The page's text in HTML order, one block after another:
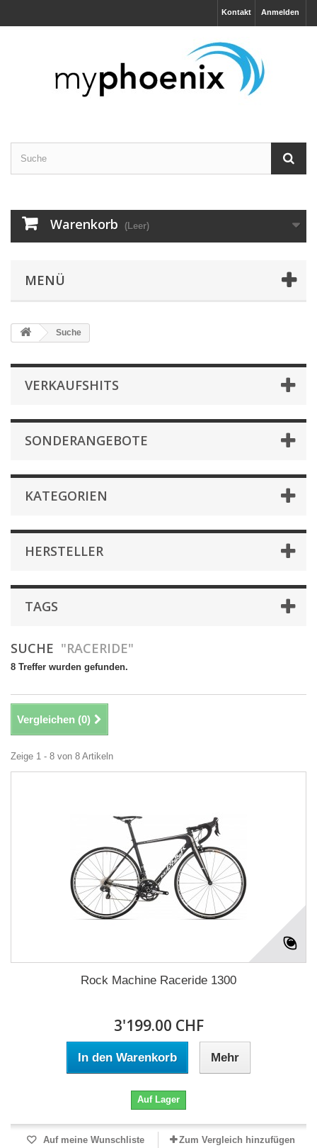
Anmelden
Kontakt
Warenkorb (Leer)
MENÜ
Suche
VERKAUFSHITS
SONDERANGEBOTE
KATEGORIEN
HERSTELLER
TAGS
SUCHE "RACERIDE"
8 Treffer wurden gefunden.
Vergleichen (0)
Zeige 1 - 8 von 8 Artikeln
Rock Machine Raceride 1300
3'199.00 CHF
In den Warenkorb Mehr
Auf Lager
Auf meine Wunschliste Zum Vergleich hinzufügen